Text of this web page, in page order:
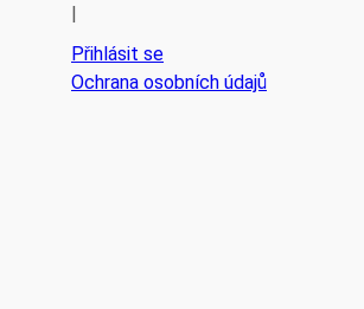
|
Přihlásit se
Ochrana osobních údajů